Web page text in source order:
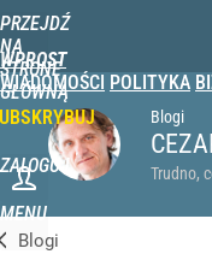
PRZEJDŹ
NA
STRONĘ
GŁÓWNĄ
WPROST
WIADOMOŚCI POLITYKA
ZALOGUJ
MENU
Blogi
Trudno,
Blogi